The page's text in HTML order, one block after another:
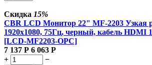
Скидка 15%
CBR LCD Монитор 22" MF-2203 Узкая
1920x1080, 75Гц, черный, кабель HDMI
[LCD-MF2203-OPC]
7 137 Р 6 063 Р
+
−